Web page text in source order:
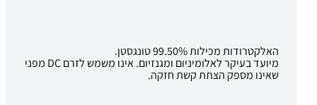
האלקטרודות מכילות 99.50% טונגסטן.
מיועד בעיקר לאלומיניום ומגנזיום. אינו משמש לזרם DC מפני
שאינו מספק הצתת קשת חזקה.